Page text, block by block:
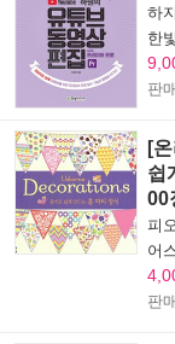
하
한
판
[
쉽
00
피
어
판